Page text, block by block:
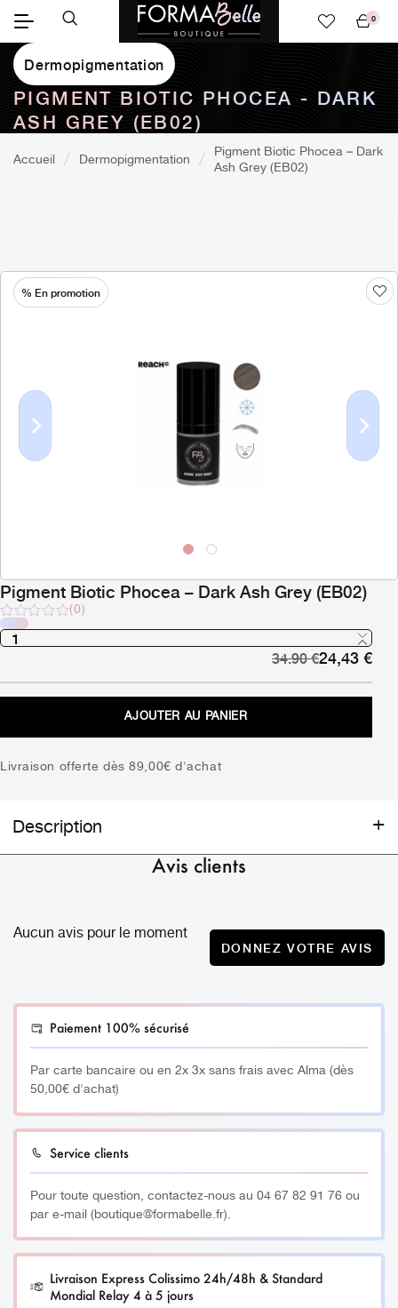
panier
0
Dermopigmentation
PIGMENT BIOTIC PHOCEA - DARK
ASH GREY (EB02)
Accueil Dermopigmentation
Pigment Biotic Phocea – Dark
Ash Grey (EB02)
% En promotion
Previous Next
Pigment Biotic Phocea – Dark Ash Grey (EB02)
Note
sur
(0)
34.90€Le
prix
initial
34,90 €.
24,43€Le
prix
AJOUTER AU PANIER
Livraison offerte dès 89,00€ d'achat
Description
Pigment Biotic Phocea – Dark Ash Grey (EB02)
Le Pigment Biotic Phocea – Dark Ash Grey (EB02) est un
Brun à tendance froide. Il donne un résultat cendré sur les
cheveux et sourcils noirs des peaux claires.
À mélanger avec 2 gouttes de Brow Grey Stop (ST04) si
Astuce :
Peut être utilisé pour les grains de beauté. Mélanger avec
ST04.
D’une grande facilité d’utilisation grâce à une pompe ultra
précise, le pigment reste stérile entre chaque utilisation,
et c’est prouvé !
Avis clients
Aucun avis pour le moment
DONNEZ VOTRE AVIS
Paiement 100% sécurisé
Par carte bancaire ou en 2x 3x sans frais avec Alma (dès
50,00€ d'achat)
Service clients
Pour toute question, contactez-nous au 04 67 82 91 76 ou
par e-mail (boutique@formabelle.fr).
Livraison Express Colissimo 24h/48h & Standard
Mondial Relay 4 à 5 jours